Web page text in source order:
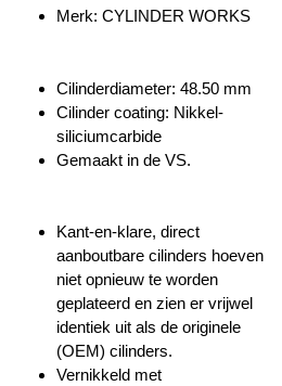
Merk: CYLINDER WORKS
Cilinderdiameter: 48.50 mm
Cilinder coating: Nikkel-
siliciumcarbide
Gemaakt in de VS.
Kant-en-klare, direct
aanboutbare cilinders hoeven
niet opnieuw te worden
geplateerd en zien er vrijwel
identiek uit als de originele
(OEM) cilinders.
Vernikkeld met